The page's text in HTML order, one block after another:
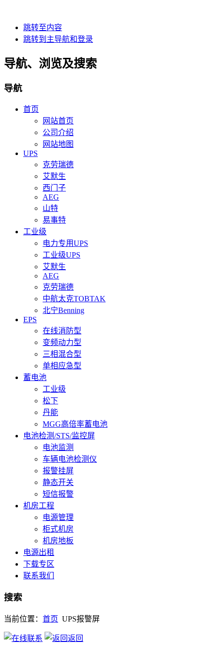
跳转至内容
跳转到主导航和登录
导航、浏览及搜索
导航
首页
网站首页
公司介绍
网站地图
UPS
克劳瑞德
艾默生
西门子
AEG
山特
易事特
工业级
电力专用UPS
工业级UPS
艾默生
AEG
克劳瑞德
中航太克TOBTAK
北宁Benning
EPS
在线消防型
变频动力型
三相混合型
单相应急型
蓄电池
工业级
松下
丹能
MGG高倍率蓄电池
电池检测/STS/监控屏
电池监测
车辆电池检测仪
报警挂屏
静态开关
短信报警
机房工程
电源管理
柜式机房
机房地板
电源出租
下载专区
联系我们
搜索
当前位置： 首页 UPS报警屏
返回